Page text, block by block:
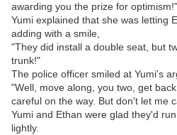
awarding you the prize for optimism!"
Yumi explained that she was letting
adding with a smile,
"They did install a double seat, but
trunk!"
The police officer smiled at Yumi's
"Well, move along, you two, get
careful on the way. But don't let me
Yumi and Ethan were glad they'd
lightly.